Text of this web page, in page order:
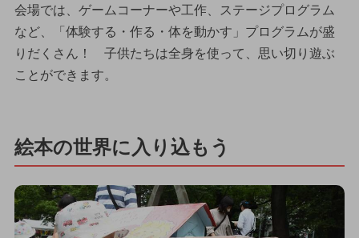
会場では、ゲームコーナーや工作、ステージプログラム
など、「体験する・作る・体を動かす」プログラムが盛
りだくさん！ 子供たちは全身を使って、思い切り遊ぶ
ことができます。
絵本の世界に入り込もう